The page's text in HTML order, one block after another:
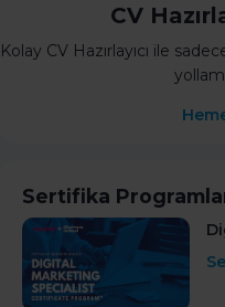
CV
Kolay CV Hazırlayıcı ile
Sertifika